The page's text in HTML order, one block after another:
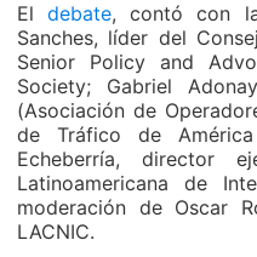
Eldebate, contó con
Sanches, líder del
Senior Policy and
Society; Gabriel
(Asociación de
de Tráfico de
Echeberría, director
Latinoamericana de
moderación de Oscar
LACNIC.